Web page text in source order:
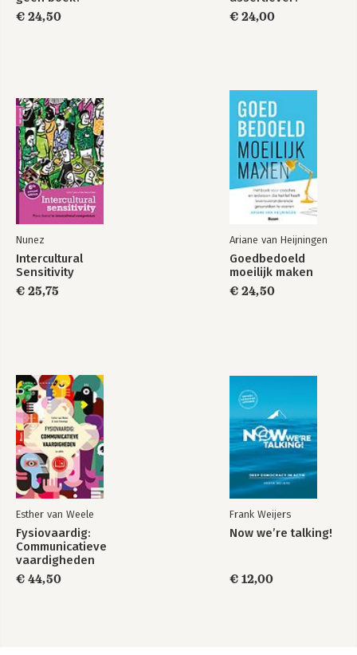
€ 24,50
€ 24,00
Nunez
Intercultural
Sensitivity
€ 25,75
Ariane van Heijningen
Goedbedoeld
moeilijk maken
€ 24,50
Esther van Weele
Fysiovaardig:
Communicatieve
vaardigheden
€ 44,50
Frank Weijers
Now we’re talking!
€ 12,00